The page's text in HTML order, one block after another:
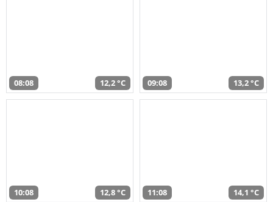
08:08 12,2 °C 09:08 13,2 °C
10:08 12,8 °C 11:08 14,1 °C